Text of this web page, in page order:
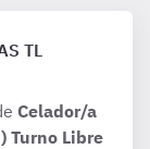
TL
Celador/a
Turno Libre